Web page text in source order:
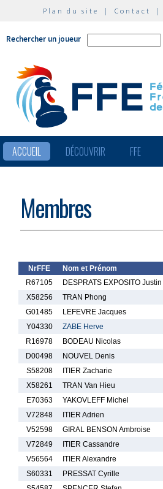
Plan du site | Contact |
Rechercher un joueur
ACCUEIL DÉCOUVRIR FFE
Membres
NrFFE Nom et Prénom
R67105
DESPRATS EXPOSITO Justin
X58256
TRAN Phong
G01485
LEFEVRE Jacques
Y04330
ZABE Herve
R16978
BODEAU Nicolas
D00498
NOUVEL Denis
S58208
ITIER Zacharie
X58261
TRAN Van Hieu
E70363
YAKOVLEFF Michel
V72848
ITIER Adrien
V52598
GIRAL BENSON Ambroise
V72849
ITIER Cassandre
V56564
ITIER Alexandre
S60331
PRESSAT Cyrille